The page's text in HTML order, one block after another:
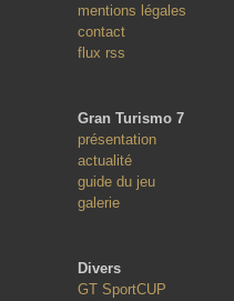
mentions légales
contact
flux rss
Gran Turismo 7
présentation
actualité
guide du jeu
galerie
Divers
GT SportCUP